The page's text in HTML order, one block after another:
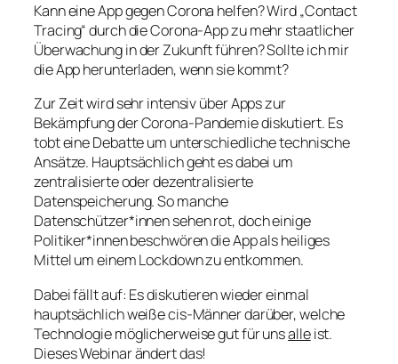
Kann eine App gegen Corona helfen? Wird „Contact
Tracing“ durch die Corona-App zu mehr staatlicher
Überwachung in der Zukunft führen? Sollte ich mir
die App herunterladen, wenn sie kommt?
Zur Zeit wird sehr intensiv über Apps zur
Bekämpfung der Corona-Pandemie diskutiert. Es
tobt eine Debatte um unterschiedliche technische
Ansätze. Hauptsächlich geht es dabei um
zentralisierte oder dezentralisierte
Datenspeicherung. So manche
Datenschützer*innen sehen rot, doch einige
Politiker*innen beschwören die App als heiliges
Mittel um einem Lockdown zu entkommen.
Dabei fällt auf: Es diskutieren wieder einmal
hauptsächlich weiße cis-Männer darüber, welche
Technologie möglicherweise gut für unsalleist.
Dieses Webinar ändert das!